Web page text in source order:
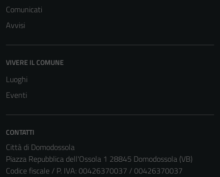
Comunicati
Avvisi
VIVERE IL COMUNE
Luoghi
Eventi
CONTATTI
Città di Domodossola
Piazza Repubblica dell'Ossola 1 28845 Domodossola (VB)
Codice fiscale / P. IVA: 00426370037 / 00426370037